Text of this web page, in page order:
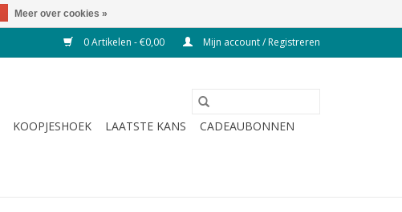
0 Artikelen - €0,00 Mijn account / Registreren
KOOPJESHOEK LAATSTE KANS
CADEAUBONNEN
Meer over cookies »